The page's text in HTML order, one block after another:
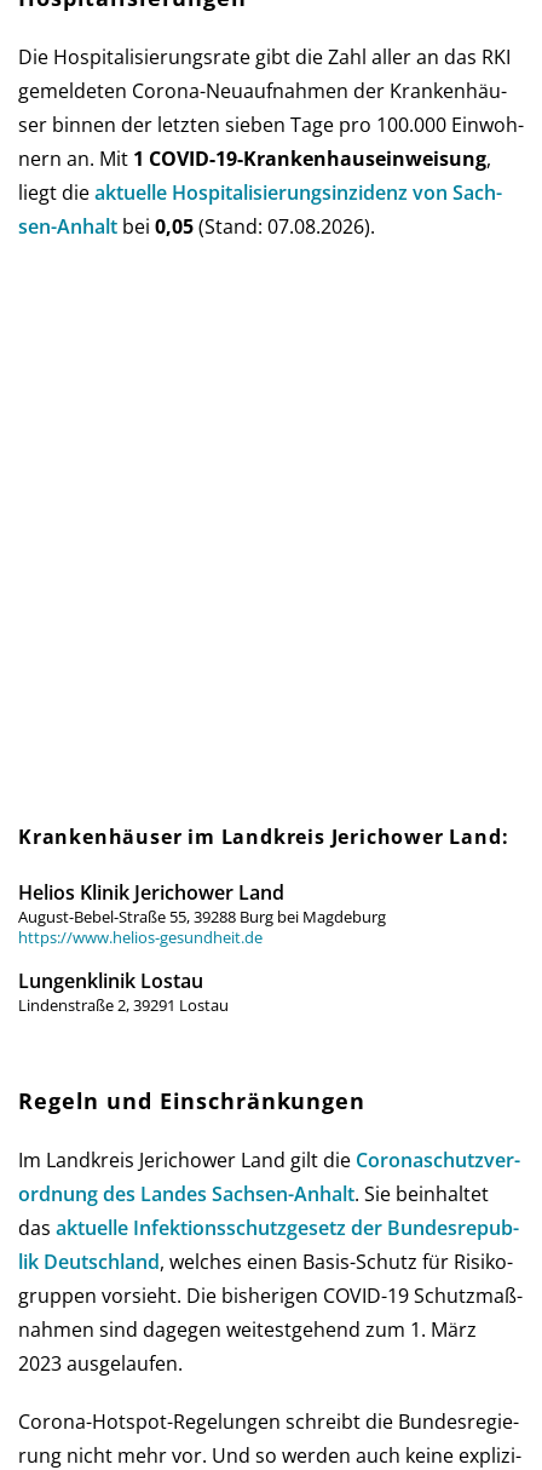
Die Hospitalisierungsrate gibt die Zahl aller an das RKI
ge­mel­de­ten Corona-Neu­auf­nah­men der Kran­ken­häu­
ser bin­nen der letz­ten sie­ben Tage pro 100.000 Ein­woh­
nern an. Mit 1 COVID-19-Kranken­haus­ein­weisung,
liegt dieaktu­elle Hos­pi­ta­li­sie­rungs­in­zi­denz von Sach­
sen-An­halt bei 0,05(Stand: 07.08.2026).
Krankenhäuser im Landkreis Jerichower Land:
Helios Klinik Jerichower Land
August-Bebel-Straße 55, 39288 Burg bei Magdeburg
https://www.helios-gesundheit.de
Lungenklinik Lostau
Lindenstraße 2, 39291 Lostau
Regeln und Einschränkungen
Im Landkreis Jerichower Land gilt die Corona­schutz­ver­
ord­nung des Landes Sach­sen-An­halt. Sie be­in­hal­tet
das aktu­elle Infe­ktions­schutz­ge­setz der Bun­des­re­pub­
lik Deutsch­land, wel­ches einen Basis-Schutz für Risi­ko­
grup­pen vor­sieht. Die bis­he­ri­gen COVID-19 Schutz­maß­
nah­men sind da­ge­gen wei­test­gehend zum 1. März
2023 ausgelaufen.
Corona-Hot­spot-Regelungen schreibt die Bun­des­re­gie­
rung nicht mehr vor. Und so wer­den auch keine ex­pli­zi­